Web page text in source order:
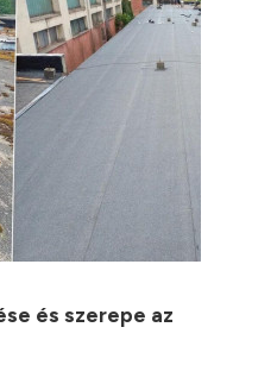
és szerepe az